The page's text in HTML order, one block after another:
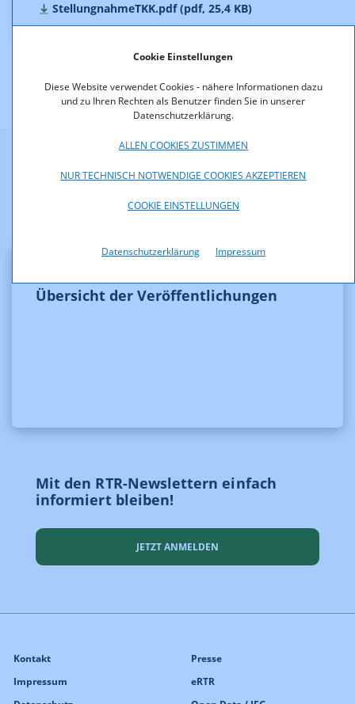
Cookie Einstellungen
Diese Website verwendet Cookies - nähere Informationen dazu
und zu Ihren Rechten als Benutzer finden Sie in unserer
Datenschutzerklärung.
ALLEN COOKIES ZUSTIMMEN
NUR TECHNISCH NOTWENDIGE COOKIES AKZEPTIEREN
COOKIE EINSTELLUNGEN
Datenschutzerklärung Impressum
StellungnahmeTKK.pdf (pdf, 25,4 KB)
Weitere Informationen
Übersicht der Veröffentlichungen
Mit den RTR-Newslettern einfach
informiert bleiben!
JETZT ANMELDEN
Kontakt
Impressum
Presse
eRTR